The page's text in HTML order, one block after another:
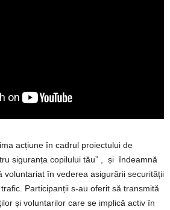
acțiune în cadrul proiectului de
siguranța copilului tău” , și îndeamnă
voluntariat în vederea asigurării securității
Participanții s-au oferit să transmită
și voluntarilor care se implică activ în